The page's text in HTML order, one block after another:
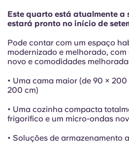
Este quarto está atualmente a
estará pronto no início de
Pode contar com um espaço
modernizado e melhorado,
novo e comodidades
• Uma cama maior (de 90 ×
200 cm)
• Uma cozinha compacta
frigorífico e um micro-ondas
• Soluções de armazenamento